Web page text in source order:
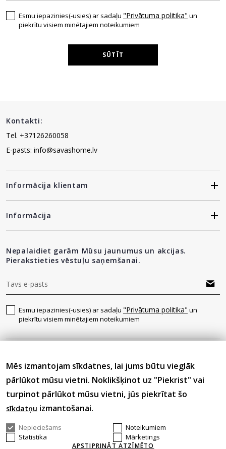
Esmu iepazinies(-usies) ar sadaļu "Privātuma politika" un
piekrītu visiem minētajiem noteikumiem
SŪTĪT
Kontakti:
Tel. +37126260058
E-pasts: info@savashome.lv
Informācija klientam
Informācija
Nepalaidiet garām Mūsu jaunumus un akcijas.
Pierakstieties vēstuļu saņemšanai.
Esmu iepazinies(-usies) ar sadaļu "Privātuma politika" un
piekrītu visiem minētajiem noteikumiem
© 2026 Visas tiesības aizsargātas.
Mēs izmantojam sīkdatnes, lai jums būtu vieglāk
pārlūkot mūsu vietni. Noklikšķinot uz "Piekrist" vai
turpinot pārlūkot mūsu vietni, jūs piekrītat šo
sīkdatņu izmantošanai.
Nepieciešams
Noteikumiem
Statistika
Mārketings
APSTIPRINĀT ATZĪMĒTO